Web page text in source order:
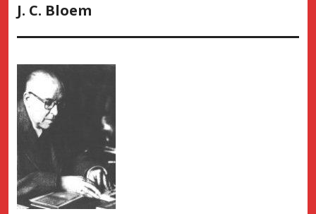
J. C. Bloem